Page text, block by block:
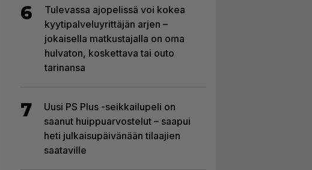
6
Tulevassa ajopelissä voi kokea
kyytipalveluyrittäjän arjen –
jokaisella matkustajalla on oma
hulvaton, koskettava tai outo
tarinansa
7
Uusi PS Plus -seikkailupeli on
saanut huippuarvostelut – saapui
heti julkaisupäivänään tilaajien
saataville